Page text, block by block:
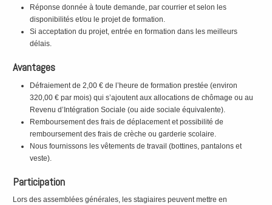
Réponse donnée à toute demande, par courrier et selon les
disponibilités et/ou le projet de formation.
Si acceptation du projet, entrée en formation dans les meilleurs
délais.
Avantages
Défraiement de 2,00 € de l’heure de formation prestée (environ
320,00 € par mois) qui s’ajoutent aux allocations de chômage ou au
Revenu d’Intégration Sociale (ou aide sociale équivalente).
Remboursement des frais de déplacement et possibilité de
remboursement des frais de crèche ou garderie scolaire.
Nous fournissons les vêtements de travail (bottines, pantalons et
veste).
Participation
Lors des assemblées générales, les stagiaires peuvent mettre en